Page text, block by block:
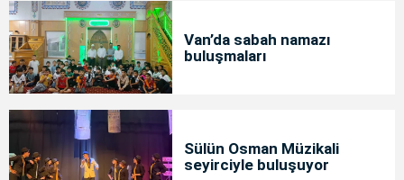
Van’da sabah namazı
buluşmaları
Sülün Osman Müzikali
seyirciyle buluşuyor